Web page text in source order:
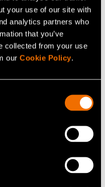
your use of our site with
analytics partners who
that you’ve
collected from your use
our Cookie Policy.